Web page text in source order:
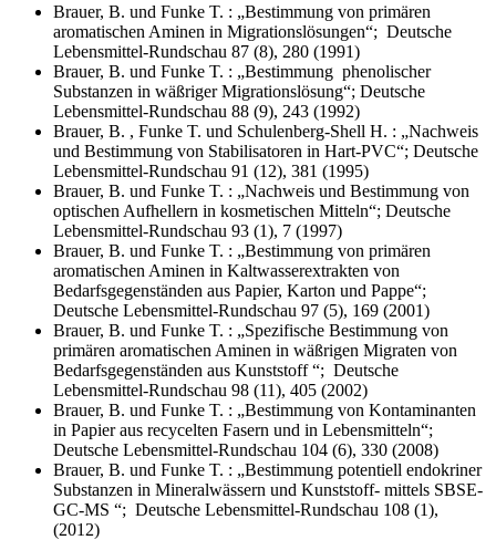
Brauer, B. und Funke T. : „Bestimmung von primären
aromatischen Aminen in Migrationslösungen“; Deutsche
Lebensmittel-Rundschau 87 (8), 280 (1991)
Brauer, B. und Funke T. : „Bestimmung phenolischer
Substanzen in wäßriger Migrationslösung“; Deutsche
Lebensmittel-Rundschau 88 (9), 243 (1992)
Brauer, B. , Funke T. und Schulenberg-Shell H. : „Nachweis
und Bestimmung von Stabilisatoren in Hart-PVC“; Deutsche
Lebensmittel-Rundschau 91 (12), 381 (1995)
Brauer, B. und Funke T. : „Nachweis und Bestimmung von
optischen Aufhellern in kosmetischen Mitteln“; Deutsche
Lebensmittel-Rundschau 93 (1), 7 (1997)
Brauer, B. und Funke T. : „Bestimmung von primären
aromatischen Aminen in Kaltwasserextrakten von
Bedarfsgegenständen aus Papier, Karton und Pappe“;
Deutsche Lebensmittel-Rundschau 97 (5), 169 (2001)
Brauer, B. und Funke T. : „Spezifische Bestimmung von
primären aromatischen Aminen in wäßrigen Migraten von
Bedarfsgegenständen aus Kunststoff “; Deutsche
Lebensmittel-Rundschau 98 (11), 405 (2002)
Brauer, B. und Funke T. : „Bestimmung von Kontaminanten
in Papier aus recycelten Fasern und in Lebensmitteln“;
Deutsche Lebensmittel-Rundschau 104 (6), 330 (2008)
Brauer, B. und Funke T. : „Bestimmung potentiell endokriner
Substanzen in Mineralwässern und Kunststoff- mittels SBSE-
GC-MS “; Deutsche Lebensmittel-Rundschau 108 (1),
(2012)